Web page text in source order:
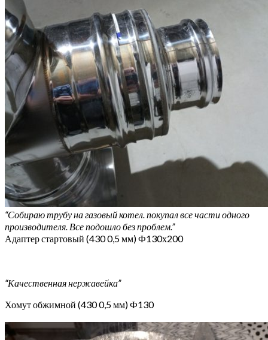
“Собираю трубу на газовый котел. покупал все части одного
производителя. Все подошло без проблем.”
Адаптер стартовый (430 0,5 мм) Ф130х200
“Качественная нержавейка”
Хомут обжимной (430 0,5 мм) Ф130